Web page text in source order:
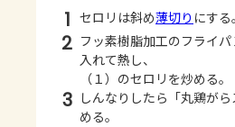
1 セロリは斜め薄切り にする。
2 フッ素樹脂加工のフライ
入れて熱し、
（１）のセロリを炒める。
3 しんなりしたら「丸鶏が
める。